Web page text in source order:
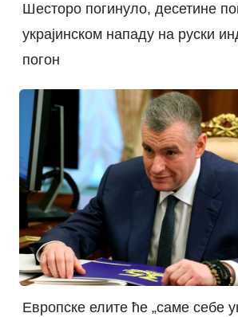
Шесторо погинуло, десетине
украјинском нападу на руски
погон
Европске елите ће „саме себе